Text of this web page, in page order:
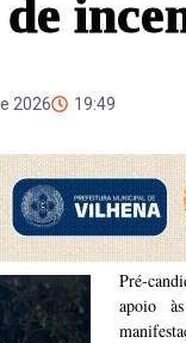
2026 19:49
Pré-
apoio